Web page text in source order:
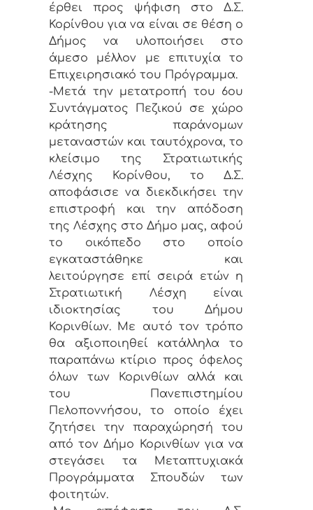
έρθει προς ψήφιση στο Δ.Σ.
Κορίνθου για να είναι σε θέση ο
Δήμος να υλοποιήσει στο
άμεσο μέλλον με επιτυχία το
Επιχειρησιακό του Πρόγραμμα.
-Μετά την μετατροπή του 6ου
Συντάγματος Πεζικού σε χώρο
κράτησης παράνομων
μεταναστών και ταυτόχρονα, το
κλείσιμο της Στρατιωτικής
Λέσχης Κορίνθου, το Δ.Σ.
αποφάσισε να διεκδικήσει την
επιστροφή και την απόδοση
της Λέσχης στο Δήμο μας, αφού
το οικόπεδο στο οποίο
εγκαταστάθηκε και
λειτούργησε επί σειρά ετών η
Στρατιωτική Λέσχη είναι
ιδιοκτησίας του Δήμου
Κορινθίων. Με αυτό τον τρόπο
θα αξιοποιηθεί κατάλληλα το
παραπάνω κτίριο προς όφελος
όλων των Κορινθίων αλλά και
του Πανεπιστημίου
Πελοποννήσου, το οποίο έχει
ζητήσει την παραχώρησή του
από τον Δήμο Κορινθίων για να
στεγάσει τα Μεταπτυχιακά
Προγράμματα Σπουδών των
φοιτητών.